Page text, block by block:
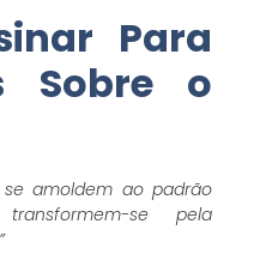
Para
Sobre o
se amoldem ao padrão
se pela